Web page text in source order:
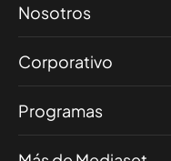
Nosotros
Corporativo
Programas